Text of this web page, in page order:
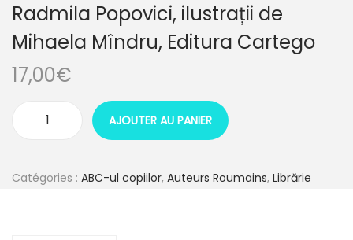
Radmila Popovici, ilustrații de
Mihaela Mîndru, Editura Cartego
17,00€
AJOUTER AU PANIER
Catégories : ABC-ul copiilor, Auteurs Roumains, Librărie